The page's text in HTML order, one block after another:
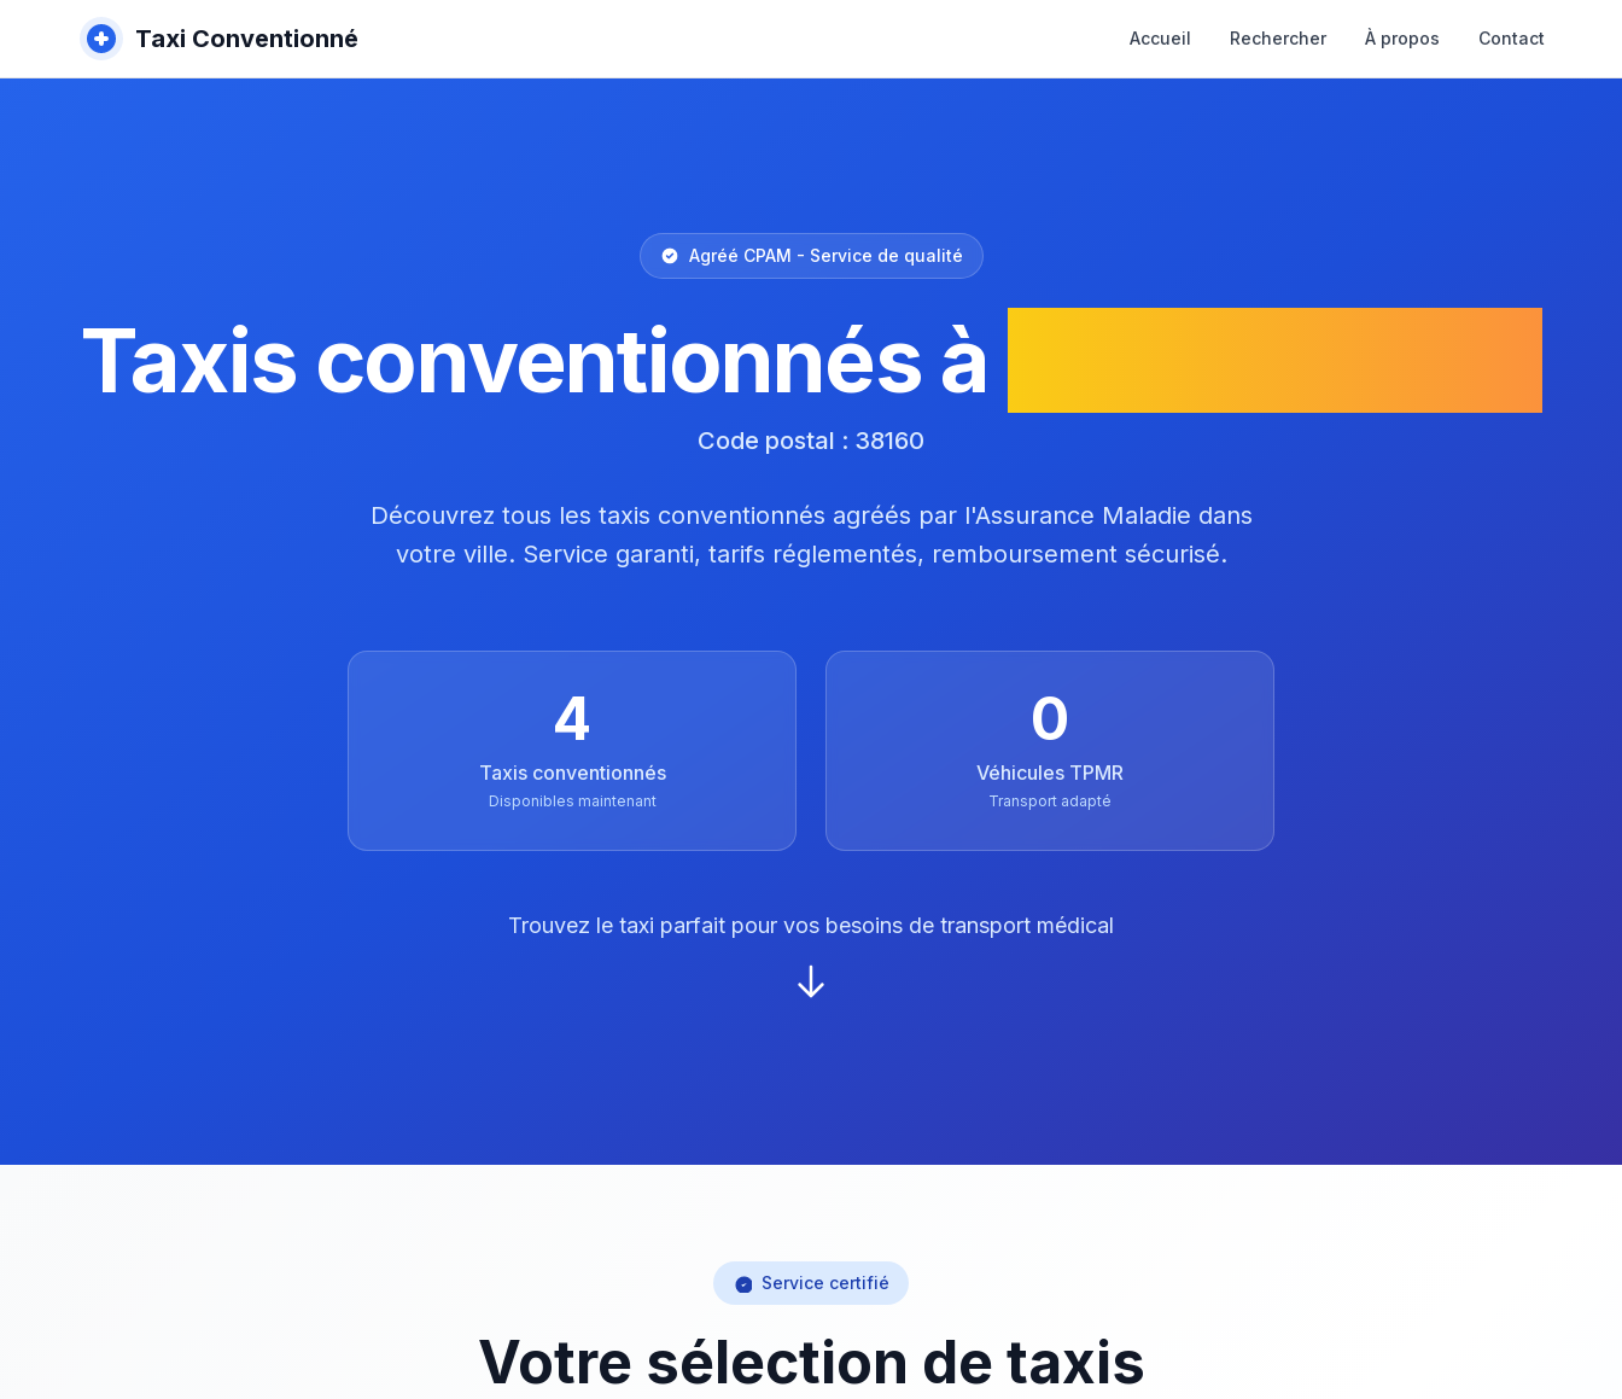
Taxi Conventionné Accueil Rechercher À propos Contact
Agréé CPAM - Service de qualité
Taxis conventionnés à
Code postal : 38160
Découvrez tous les taxis conventionnés agréés par l'Assurance Maladie dans
votre ville. Service garanti, tarifs réglementés, remboursement sécurisé.
4
Taxis conventionnés
Disponibles maintenant
0
Véhicules TPMR
Transport adapté
Trouvez le taxi parfait pour vos besoins de transport médical
Service certifié
Votre sélection de taxis